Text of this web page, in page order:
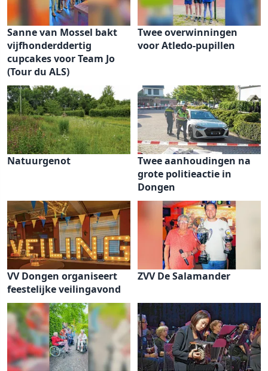
Sanne van Mossel bakt
vijfhonderddertig
cupcakes voor Team Jo
(Tour du ALS)
Twee overwinningen
voor Atledo-pupillen
Natuurgenot
Twee aanhoudingen na
grote politieactie in
Dongen
VV Dongen organiseert
feestelijke veilingavond
ZVV De Salamander